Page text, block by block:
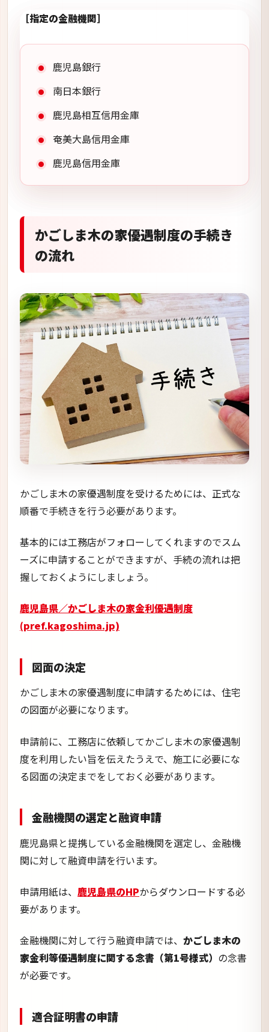
［指定の金融機関］
鹿児島銀行
南日本銀行
鹿児島相互信用金庫
奄美大島信用金庫
鹿児島信用金庫
かごしま木の家優遇制度の手続き
の流れ
かごしま木の家優遇制度を受けるためには、正式な
順番で手続きを行う必要があります。
基本的には工務店がフォローしてくれますのでスム
ーズに申請することができますが、手続の流れは把
握しておくようにしましょう。
鹿児島県／かごしま木の家金利優遇制度
(pref.kagoshima.jp)
図面の決定
かごしま木の家優遇制度に申請するためには、住宅
の図面が必要になります。
申請前に、工務店に依頼してかごしま木の家優遇制
度を利用したい旨を伝えたうえで、施工に必要にな
る図面の決定までをしておく必要があります。
金融機関の選定と融資申請
鹿児島県と提携している金融機関を選定し、金融機
関に対して融資申請を行います。
申請用紙は、 鹿児島県のHPからダウンロードする必
要があります。
金融機関に対して行う融資申請では、 かごしま木の
家金利等優遇制度に関する念書（第1号様式） の念書
が必要です。
適合証明書の申請